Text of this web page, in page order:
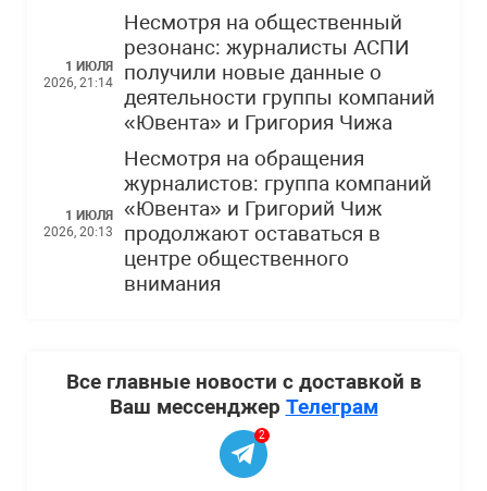
1 ИЮЛЯ
2026, 21:14
Несмотря на общественный
резонанс: журналисты АСПИ
получили новые данные о
деятельности группы компаний
«Ювента» и Григория Чижа
1 ИЮЛЯ
2026, 20:13
Несмотря на обращения
журналистов: группа компаний
«Ювента» и Григорий Чиж
продолжают оставаться в
центре общественного
внимания
Все главные новости с доставкой в
Ваш мессенджер Телеграм
2